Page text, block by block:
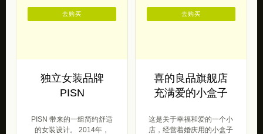
独立女装品牌
PISN
PISN 带来的一组简约舒适
的女装设计。 2014年，
去购买
喜的良品旗舰店
充满爱的小盒子
这是关于幸福和爱的一个小
店，经营着婚庆用的小盒子
去购买